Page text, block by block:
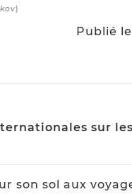
)
Publié
sur
son sol aux